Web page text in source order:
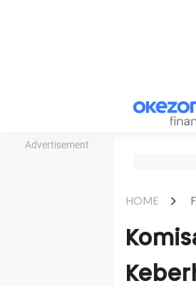
Advertisement
HOME